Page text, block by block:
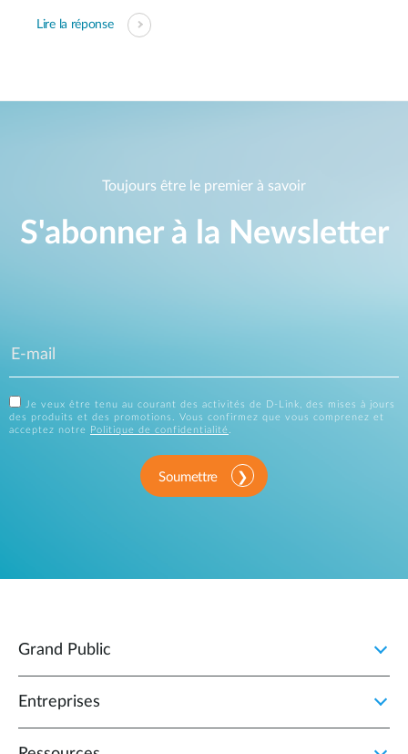
Lire la réponse
Toujours être le premier à savoir
S'abonner à la Newsletter
Je veux être tenu au courant des activités de D-Link, des mises à jours
des produits et des promotions. Vous confirmez que vous comprenez et
acceptez notre
Politique de confidentialité.
Soumettre
Grand Public
Entreprises